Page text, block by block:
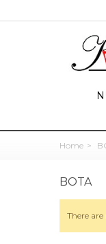
Home >
BOTA
There